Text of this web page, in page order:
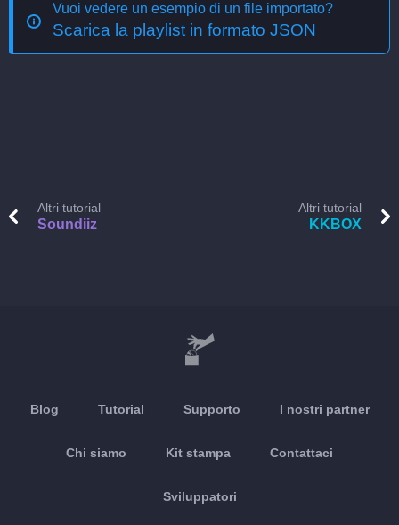
Vuoi vedere un esempio di un file importato?
Scarica la playlist in formato JSON
Altri tutorial
Soundiiz
Altri tutorial
KKBOX
Blog Tutorial Supporto I nostri partner
Chi siamo Kit stampa Contattaci
Sviluppatori